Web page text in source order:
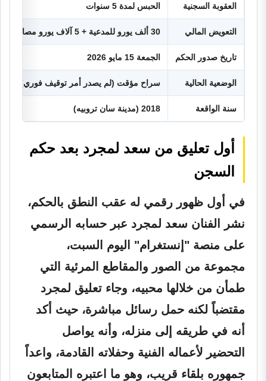
العقوبة السجنية الحبس لمدة 5 سنوات
التعويض المالي 30 ألف يورو للمدعية + 5 آلاف يورو مصاريف قانونية
تاريخ صدور الحكم الجمعة 15 مايو 2026
الوضعية الحالية سراح مؤقت (لم يصدر أمر توقيف فوري)
سنة الواقعة 2018 (مدينة سان تروبيه)
أول تعليق من سعد لمجرد بعد حكم
السجن
في أول ظهور رقمي له عقب النطق بالحكم،
نشر الفنان سعد لمجرد عبر حسابه الرسمي
على منصة "إنستغرام" اليوم السبت،
مجموعة من الصور والمقاطع المرئية التي
طمأن من خلالها محبيه، وجاء تعليق لمجرد
مقتضباً لكنه حمل رسائل مباشرة، حيث أكد
أنه في طريقه إلى منزله، وأنه يواصل
التحضير لأعماله الفنية وحفلاته القادمة، واعداً
جمهوره بلقاء قريب، وهو ما اعتبره المتابعون